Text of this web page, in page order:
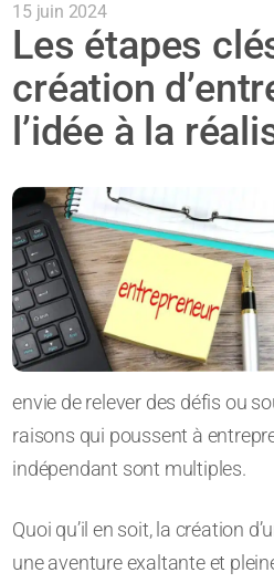
15 juin 2024
Les étapes
création
l’idée à la
envie de relever des défis ou
raisons qui poussent à
indépendant sont multiples.
Quoi qu’il en soit, la création
une aventure exaltante et